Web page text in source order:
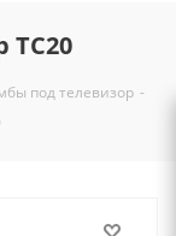
ТС20
под телевизор -